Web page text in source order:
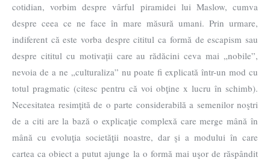
cotidian, vorbim despre vârful piramidei lui Maslow, cumva
despre ceea ce ne face în mare măsură umani. Prin urmare,
indiferent că este vorba despre cititul ca formă de escapism sau
despre cititul cu motivații care au rădăcini ceva mai „nobile”,
nevoia de a ne „culturaliza” nu poate fi explicată într-un mod cu
totul pragmatic (citesc pentru că voi obţine x lucru în schimb).
Necesitatea resimţită de o parte considerabilă a semenilor noştri
de a citi are la bază o explicaţie complexă care merge mână în
mână cu evoluţia societăţii noastre, dar şi a modului în care
cartea ca obiect a putut ajunge la o formă mai uşor de răspândit